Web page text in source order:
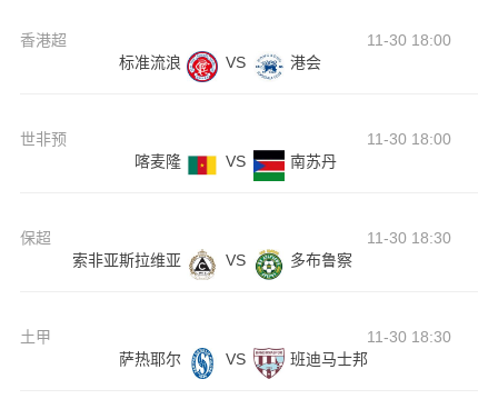
香港超
11-30 18:00
标准流浪
VS 港会
世非预
11-30 18:00
喀麦隆
VS 南苏丹
保超
11-30 18:30
索非亚斯拉维亚
VS 多布鲁察
土甲
11-30 18:30
萨热耶尔
VS 班迪马士邦